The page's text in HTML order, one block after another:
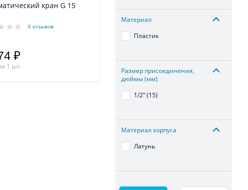
кран G 15
0 отзывов
₽
1 шт.
Материал
Пластик
Размер присоединения,
дюймы (мм)
1/2ʺ (15)
Материал корпуса
Латунь